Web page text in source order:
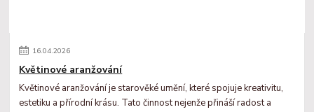
16.04.2026
Květinové aranžování
Květinové aranžování je starověké umění, které spojuje kreativitu,
estetiku a přírodní krásu. Tato činnost nejenže přináší radost a